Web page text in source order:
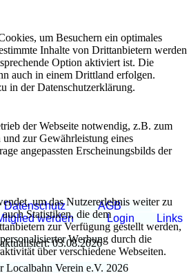
Datenschutz
AGB
werden Login Links
03.08.2026
Localbahn Verein e.V. 2026
um Besuchern ein optimales
Inhalte von Drittanbietern werden
Option aktiviert ist. Die
auch in einem Drittland erfolgen.
in der Datenschutzerklärung.
der Webseite notwendig, z.B. zum
zur Gewährleistung eines
angepassten Erscheinungsbilds der
um das Nutzererlebnis weiter zu
Statistiken, die dem
zur Verfügung gestellt werden,
Werbung durch die
über verschiedene Webseiten.